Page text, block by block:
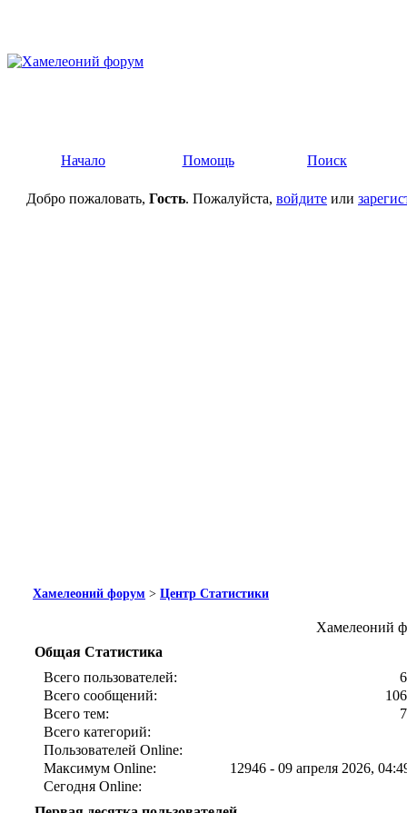
Начало Помощь Поиск
Добро пожаловать, Гость. Пожалуйста, войдите или
Хамелеоний форум > Центр Статистики
Хамелеоний
Общая Статистика
Всего пользователей:
Всего сообщений:
Всего тем:
Всего категорий:
Пользователей Online:
Максимум Online:
12946 - 09 апреля 2026,
Сегодня Online: